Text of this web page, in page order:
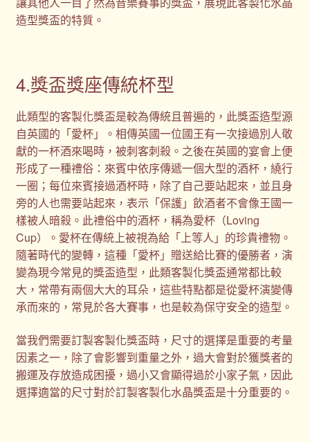
造型獎盃的特質。
4.獎盃獎座傳統杯型
此類型的客製化獎盃是較為傳統且普遍的，此獎盃造型源
自英國的「愛杯」。相傳英國一位國王有一次接過別人敬
獻的一杯酒來喝時，被刺客刺殺。之後在英國的宴會上便
形成了一種禮俗：來賓中依序傳遞一個大型的酒杯，繞行
一圈；每位來賓接過酒杯時，除了自己要站起來，並且身
旁的人也需要站起來，表示「保護」飲酒者不會像王國一
樣被人暗殺。此禮俗中的酒杯，稱為愛杯（Loving
Cup）。愛杯在傳統上被視為給「上等人」的珍貴禮物。
隨著時代的變轉，這種「愛杯」贈送給比賽的優勝者，演
變為現今常見的獎盃造型，此類客製化獎盃通常都比較
大，常帶有兩個大大的耳朵，這些特點都是從愛杯演變傳
承而來的，常見於各大賽事，也是較為保守安全的造型。
當我們需要訂製客製化獎盃時，尺寸的選擇是重要的考量
因素之一，除了會影響到重量之外，過大會對於獲獎者的
搬運及存放造成困擾，過小又會顯得過於小家子氣，因此
選擇適當的尺寸對於訂製客製化水晶獎盃是十分重要的。